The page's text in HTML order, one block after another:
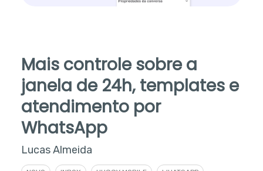
Mais controle sobre a
janela de 24h, templates e
atendimento por
WhatsApp
Lucas Almeida